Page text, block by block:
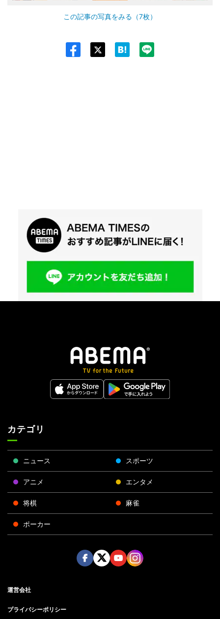
この記事の写真をみる（7枚）
カテゴリ
ニュース スポーツ
アニメ エンタメ
将棋 麻雀
ポーカー
運営会社
プライバシーポリシー